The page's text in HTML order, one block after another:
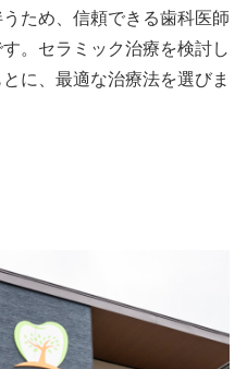
ため、信頼できる歯科医師
。セラミック治療を検討し
に、最適な治療法を選びま